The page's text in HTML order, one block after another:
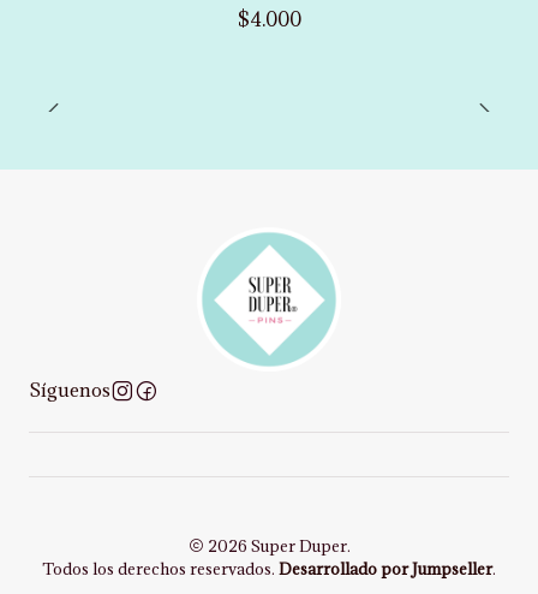
$4.000
Síguenos
2026 Super Duper.
Todos los derechos reservados. Desarrollado por Jumpseller.